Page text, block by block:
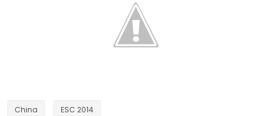
China ESC 2014